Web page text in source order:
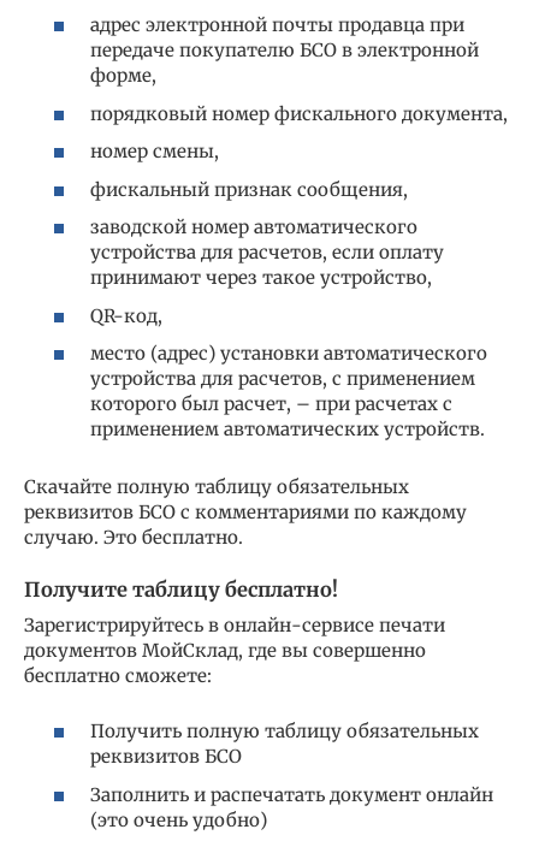
адрес электронной почты продавца при
передаче покупателю БСО в электронной
форме,
порядковый номер фискального документа,
номер смены,
фискальный признак сообщения,
заводской номер автоматического
устройства для расчетов, если оплату
принимают через такое устройство,
QR-код,
место (адрес) установки автоматического
устройства для расчетов, с применением
которого был расчет, – при расчетах с
применением автоматических устройств.
Скачайте полную таблицу обязательных
реквизитов БСО с комментариями по каждому
случаю. Это бесплатно.
Получите таблицу бесплатно!
Зарегистрируйтесь в онлайн-сервисе печати
документов МойСклад, где вы совершенно
бесплатно сможете:
Получить полную таблицу обязательных
реквизитов БСО
Заполнить и распечатать документ онлайн
(это очень удобно)